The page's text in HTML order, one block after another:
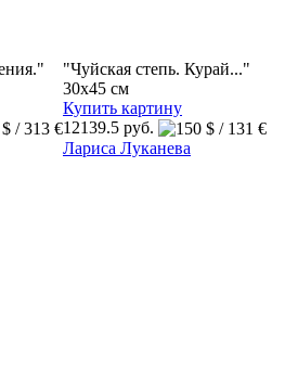
"Чуйская степь. Курай..."
30x45 см
Купить картину
12139.5 руб.
Лариса Луканева